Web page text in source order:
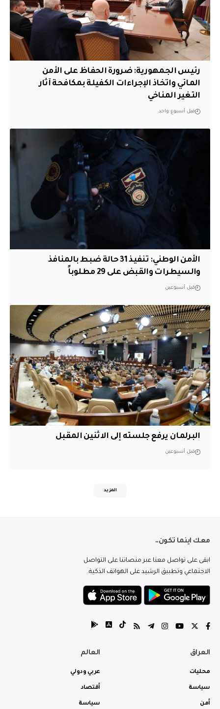
رئيس الجمهورية: ضرورة الحفاظ على الأمن
المائي واتخاذ الإجراءات الكفيلة بمكافحة آثار
التغير المناخي
قبل أسبوع واحد
الأمن الوطني: تنفيذ 31 حالة ضبط بالمنافذ
والسيطرات والقبض على 29 مطلوباً
قبل أسبوعين
البرلمان يرفع جلسته إلى الاثنين المقبل
قبل أسبوعين
المزيد
معك اينما تكون..
ابقى على تواصل معنا عبر منصاتنا على التواصل
الاجتماعي وتطبيق الرشيد على الهواتف الذكية.
العراق
محليات
سياسة
أمن
العالم
عربي ودولي
أقتصاد
سياسة